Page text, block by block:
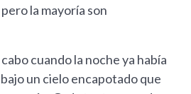
la mayoría son
cuando la noche ya había
un cielo encapotado que